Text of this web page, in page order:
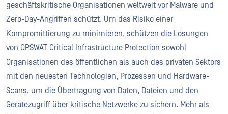
geschäftskritische Organisationen weltweit vor Malware und
Zero-Day-Angriffen schützt. Um das Risiko einer
Kompromittierung zu minimieren, schützen die Lösungen
von OPSWAT Critical Infrastructure Protection sowohl
Organisationen des öffentlichen als auch des privaten Sektors
mit den neuesten Technologien, Prozessen und Hardware-
Scans, um die Übertragung von Daten, Dateien und den
Gerätezugriff über kritische Netzwerke zu sichern. Mehr als